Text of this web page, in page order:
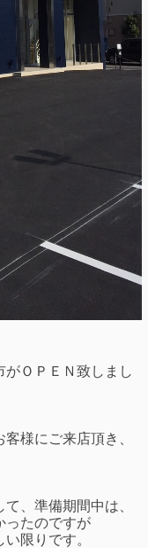
がＯＰＥＮ致しまし
様にご来店頂き、
、準備期間中は、
ったのですが
限りです。